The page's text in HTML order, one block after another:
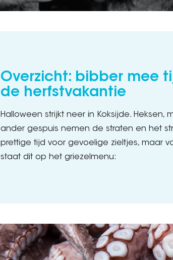
Overzicht: bibber mee
de herfstvakantie
Halloween strijkt neer in Koksijde. Heksen,
ander gespuis nemen de straten en het
prettige tijd voor gevoelige zieltjes, maar
staat dit op het griezelmenu: